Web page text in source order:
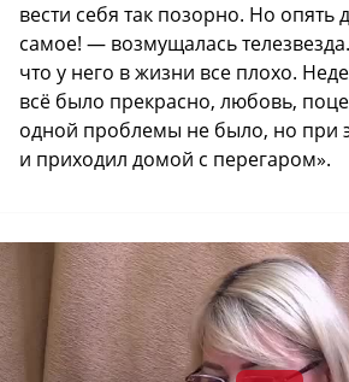
вести себя так позорно. Но опять
самое! — возмущалась
что у него в жизни все плохо.
всё было прекрасно, любовь,
одной проблемы не было, но при
и приходил домой с перегаром».